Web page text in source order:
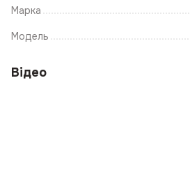
Марка
Модель
Відео